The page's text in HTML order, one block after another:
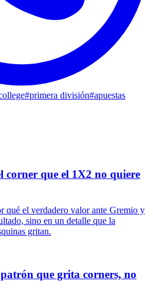
#primera división#apuestas
corner que el 1X2 no quiere
qué el verdadero valor ante Gremio y
sino en un detalle que la
gritan.
que grita corners, no